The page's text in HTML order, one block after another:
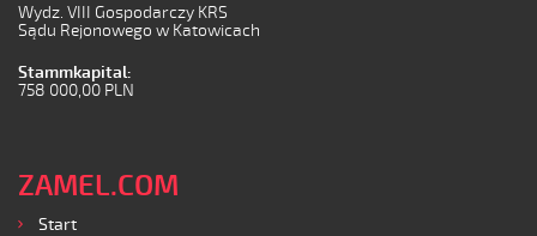
Wydz. VIII Gospodarczy KRS
Sądu Rejonowego w Katowicach
Stammkapital:
758 000,00 PLN
ZAMEL.COM
Start